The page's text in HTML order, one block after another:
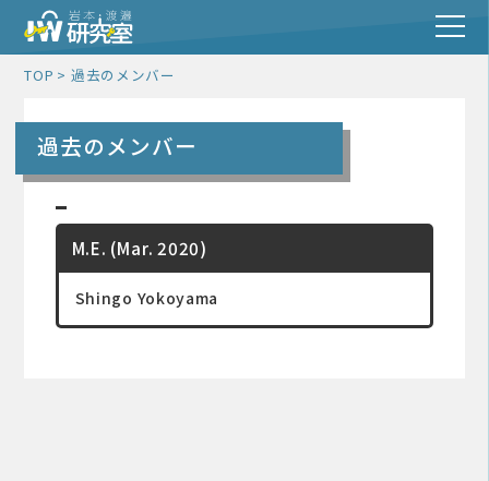
TOP 過去のメンバー
過去のメンバー
M.E. (Mar. 2020)
Shingo Yokoyama